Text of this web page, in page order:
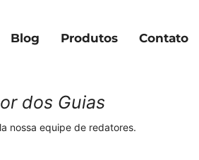
Blog Produtos Contato
dos Guias
nossa equipe de redatores.